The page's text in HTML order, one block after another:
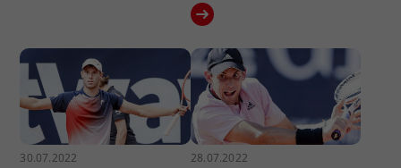
30.07.2022 28.07.2022